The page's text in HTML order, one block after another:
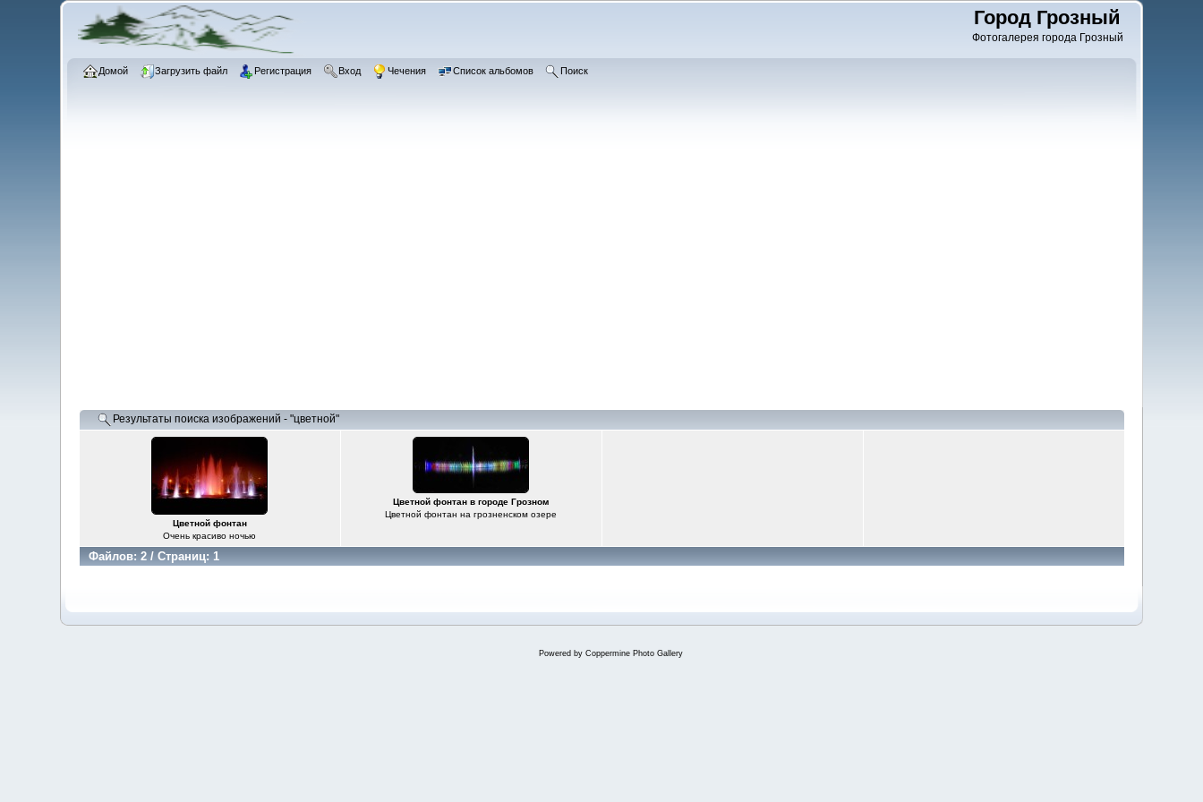
Город Грозный
Фотогалерея города Грозный
Домой Загрузить файл Регистрация Вход Чечения Список альбомов Поиск
Результаты поиска изображений - "цветной"
Цветной фонтан
Очень красиво ночью
Цветной фонтан в городе Грозном
Цветной фонтан на грозненском озере
Файлов: 2 / Страниц: 1
Powered by Coppermine Photo Gallery